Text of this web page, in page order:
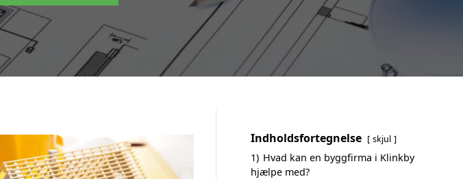
Indholdsfortegnelse skjul
1) Hvad kan en byggfirma i Klinkby
hjælpe med?